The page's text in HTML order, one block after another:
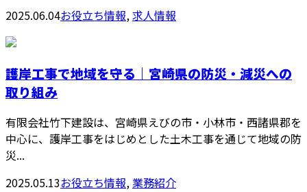
2025.06.04お役立ち情報,求人情報
護岸工事で地域を守る｜宮崎県の防災・減災への
取り組み
有限会社竹下建設は、宮崎県えびの市・小林市・西諸県郡を
中心に、護岸工事をはじめとした土木工事を通じて地域の防
災...
2025.05.13お役立ち情報, 業務紹介